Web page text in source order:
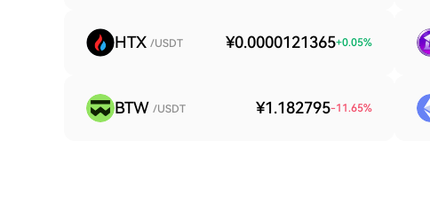
HTX /USDT ¥0.0000121365+0.05%
BTW /USDT ¥1.182795-11.65%